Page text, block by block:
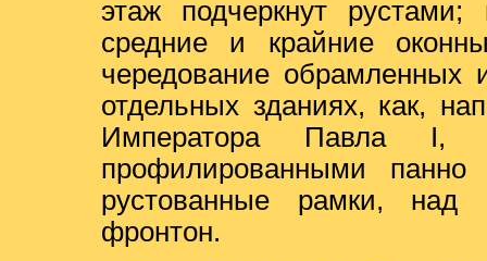
этаж подчеркнут
средние и крайние
чередование
отдельных зданиях, как,
Императора Павла I,
профилированными
рустованные рамки,
фронтон.